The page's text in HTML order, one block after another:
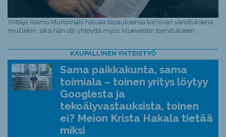
Yrittäjä Raimo Murtomäki haluaa tapauksensa toimivan varoituksena
muillekin, siksi hän otti yhteyttä myös Alueviestin toimitukseen.
KAUPALLINEN YHTEISTYÖ
Sama paikkakunta, sama
toimiala – toinen yritys löytyy
Googlesta ja
tekoälyvastauksista, toinen
ei? Meion Krista Hakala tietää
miksi